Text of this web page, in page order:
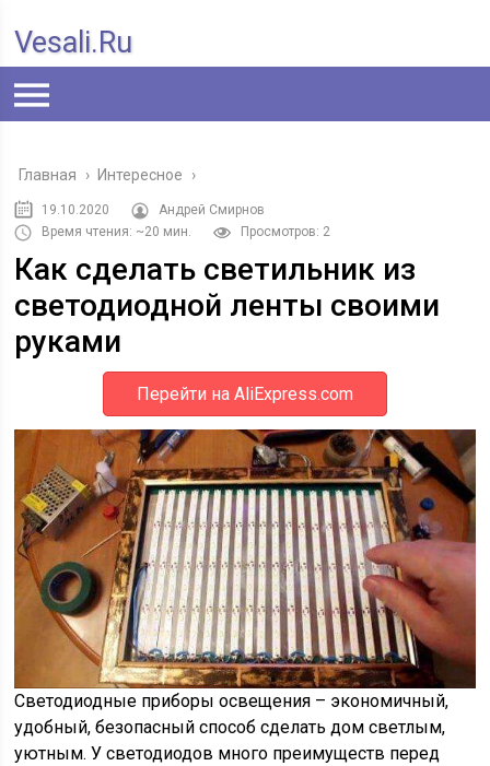
Vesali.ru
Главная › Интересное ›
19.10.2020
Андрей Смирнов
Время чтения: ~20 мин.
Просмотров: 2
Как сделать светильник из
светодиодной ленты своими
руками
Перейти на AliExpress.com
Светодиодные приборы освещения – экономичный,
удобный, безопасный способ сделать дом светлым,
уютным. У светодиодов много преимуществ перед